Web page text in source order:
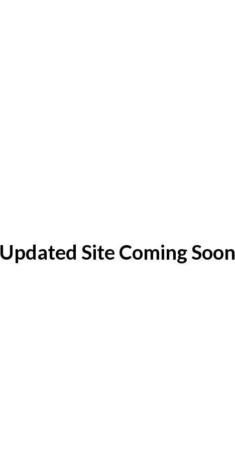
Updated Site Coming Soon